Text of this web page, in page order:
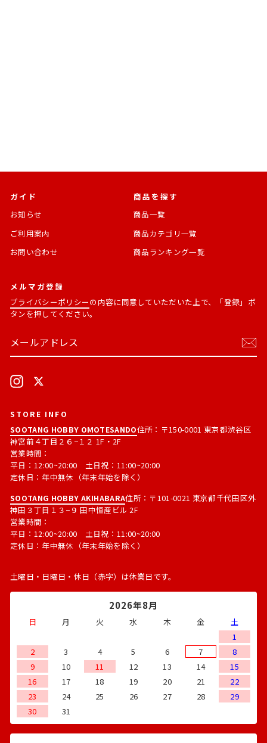
ガイド
お知らせ
ご利用案内
お問い合わせ
商品を探す
商品一覧
商品カテゴリ一覧
商品ランキング一覧
メルマガ登録
プライバシーポリシーの内容に同意していただいた上で、「登録」ボ
タンを押してください。
ー
レ
ス
読
Instagram
STORE INFO
SOOTANG HOBBY OMOTESANDO住所：〒150-0001 東京都渋谷区
神宮前４丁目２６−１２ 1F・2F
営業時間：
平日：12:00~20:00 土日祝：11:00~20:00
定休日：年中無休（年末年始を除く）
SOOTANG HOBBY AKIHABARA住所：〒101-0021 東京都千代田区外
神田３丁目１３−９ 田中恒産ビル 2F
営業時間：
平日：12:00~20:00 土日祝：11:00~20:00
定休日：年中無休（年末年始を除く）
土曜日・日曜日・休日（赤字）は休業日です。
2026年8月
日 月 火 水 木 金
土
1
2
3 4 5 6 7
8
9
10 11 12 13 14
15
16
17 18 19 20 21
22
23
24 25 26 27 28
29
30
31